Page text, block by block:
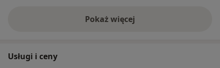
Pokaż więcejo doświadczeniu
Usługi i ceny